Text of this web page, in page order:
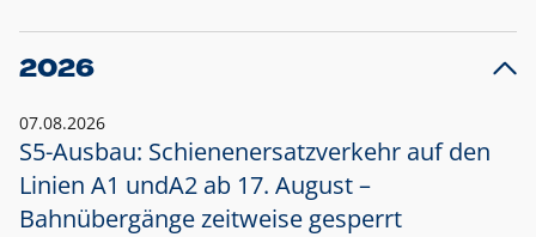
2026
07.08.2026
S5-Ausbau: Schienenersatzverkehr auf den
Linien A1 undA2 ab 17. August –
Bahnübergänge zeitweise gesperrt